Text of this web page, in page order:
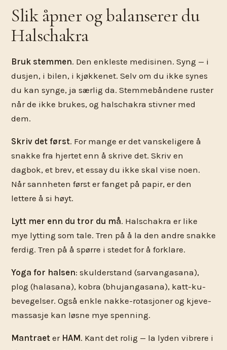
Slik åpner og balanserer du
Halschakra
Bruk stemmen. Den enkleste medisinen. Syng — i
dusjen, i bilen, i kjøkkenet. Selv om du ikke synes
du kan synge, ja særlig da. Stemmebåndene ruster
når de ikke brukes, og halschakra stivner med
dem.
Skriv det først. For mange er det vanskeligere å
snakke fra hjertet enn å skrive det. Skriv en
dagbok, et brev, et essay du ikke skal vise noen.
Når sannheten først er fanget på papir, er den
lettere å si høyt.
Lytt mer enn du tror du må. Halschakra er like
mye lytting som tale. Tren på å la den andre snakke
ferdig. Tren på å spørre i stedet for å forklare.
Yoga for halsen: skulderstand (sarvangasana),
plog (halasana), kobra (bhujangasana), katt-ku-
bevegelser. Også enkle nakke-rotasjoner og kjeve-
massasje kan løsne mye spenning.
Mantraet er HAM. Kant det rolig — la lyden vibrere i